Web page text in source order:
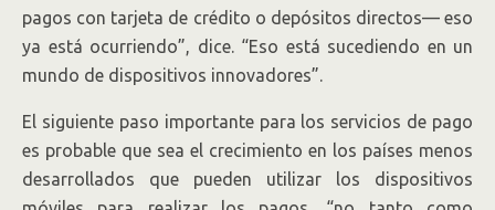
pagos con tarjeta de crédito o depósitos directos— eso
ya está ocurriendo”, dice. “Eso está sucediendo en un
mundo de dispositivos innovadores”.
El siguiente paso importante para los servicios de pago
es probable que sea el crecimiento en los países menos
desarrollados que pueden utilizar los dispositivos